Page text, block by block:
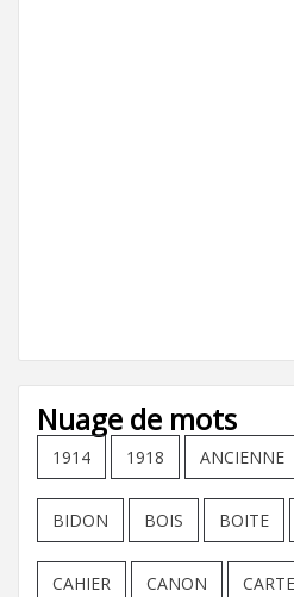
Nuage de mots
1914 1918 ANCIENNE
BIDON BOIS BOITE
CAHIER CANON CARTE